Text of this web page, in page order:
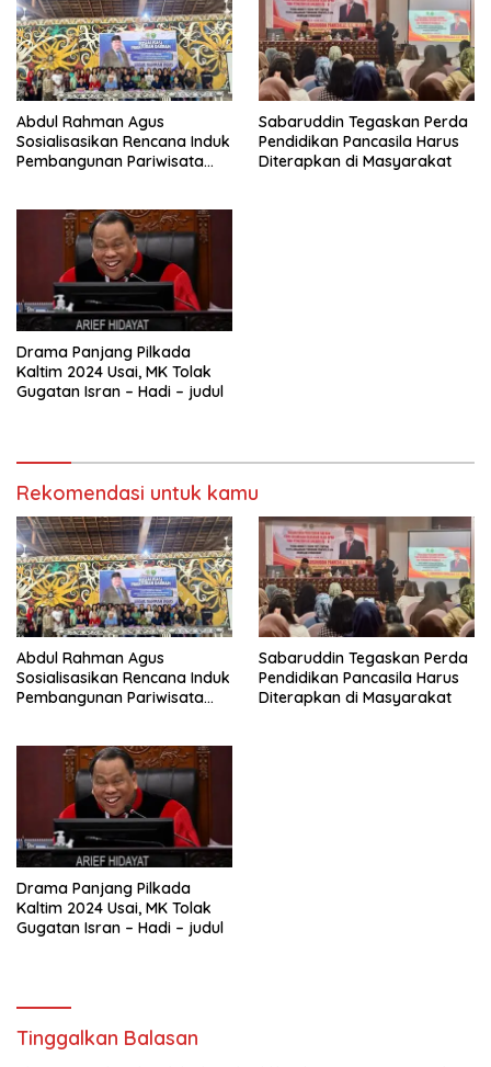
Abdul Rahman Agus
Sosialisasikan Rencana Induk
Pembangunan Pariwisata
Sabaruddin Tegaskan Perda
Pendidikan Pancasila Harus
Diterapkan di Masyarakat
Drama Panjang Pilkada
Kaltim 2024 Usai, MK Tolak
Gugatan Isran – Hadi – judul
Rekomendasi untuk kamu
Abdul Rahman Agus
Sosialisasikan Rencana Induk
Pembangunan Pariwisata
Sabaruddin Tegaskan Perda
Pendidikan Pancasila Harus
Diterapkan di Masyarakat
Drama Panjang Pilkada
Kaltim 2024 Usai, MK Tolak
Gugatan Isran – Hadi – judul
Tinggalkan Balasan